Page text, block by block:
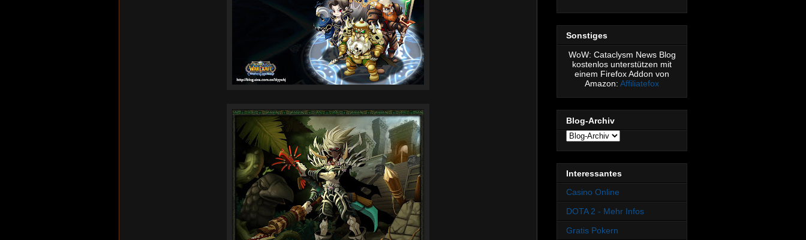
Sonstiges
WoW: Cataclysm News Blog
kostenlos unterstützen mit
einem Firefox Addon von
Amazon: Affiliatefox
Blog-Archiv
Interessantes
Casino Online
DOTA 2 - Mehr Infos
Gratis Pokern